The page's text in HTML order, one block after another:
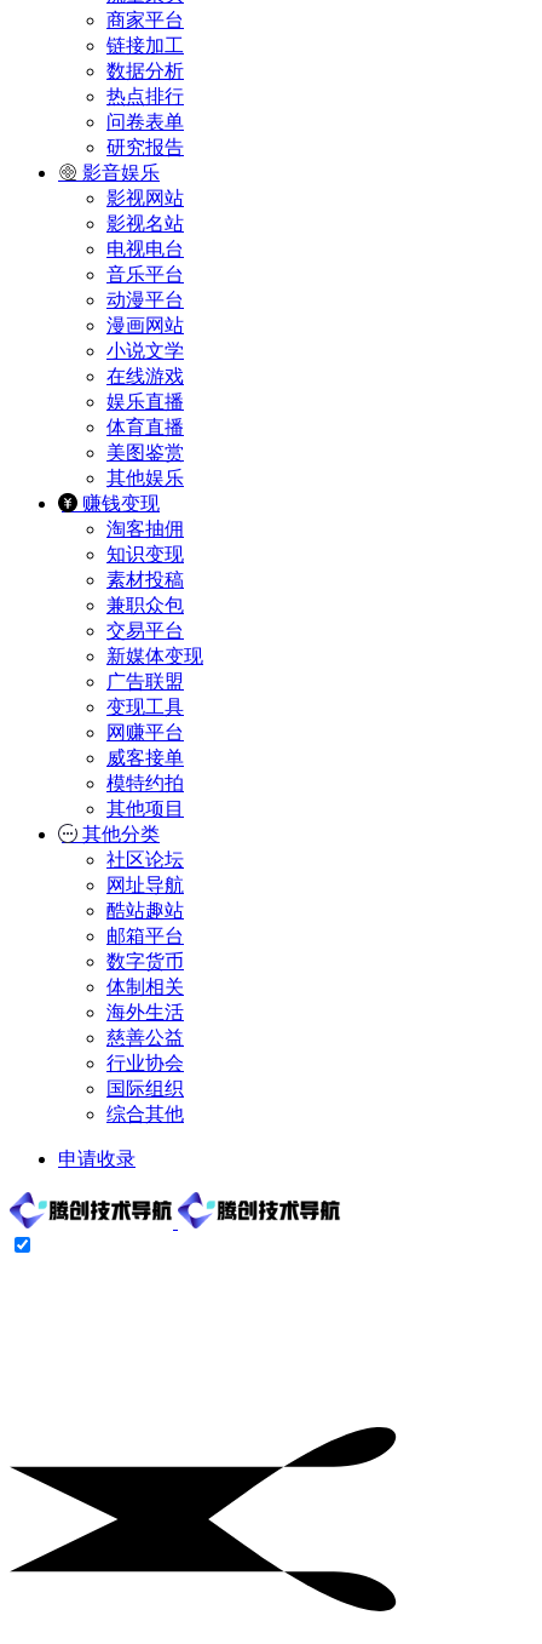
商家平台
链接加工
数据分析
热点排行
问卷表单
研究报告
影音娱乐
影视网站
影视名站
电视电台
音乐平台
动漫平台
漫画网站
小说文学
在线游戏
娱乐直播
体育直播
美图鉴赏
其他娱乐
赚钱变现
淘客抽佣
知识变现
素材投稿
兼职众包
交易平台
新媒体变现
广告联盟
变现工具
网赚平台
威客接单
模特约拍
其他项目
其他分类
社区论坛
网址导航
酷站趣站
邮箱平台
数字货币
体制相关
海外生活
慈善公益
行业协会
国际组织
综合其他
申请收录